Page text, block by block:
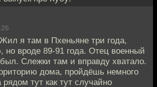
я там в Пхеньяне три года,
но вроде 89-91 года. Отец военный
Слежки там и вправду хватало.
дома, пройдёшь немного
тут как тут случайно